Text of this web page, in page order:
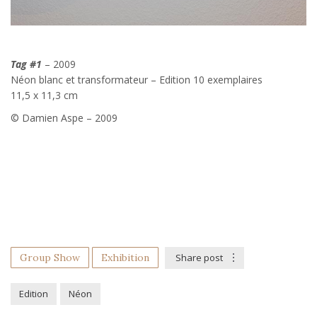
Tag #1 – 2009
Néon blanc et transformateur – Edition 10 exemplaires
11,5 x 11,3 cm
© Damien Aspe – 2009
Group Show Exhibition Share post
Edition Néon